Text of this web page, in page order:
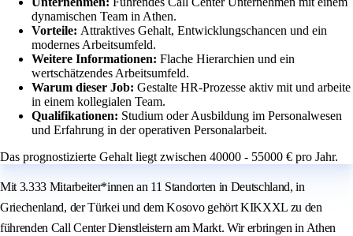
dynamischen Team in Athen.
Vorteile: Attraktives Gehalt, Entwicklungschancen und ein
modernes Arbeitsumfeld.
Weitere Informationen: Flache Hierarchien und ein
wertschätzendes Arbeitsumfeld.
Warum dieser Job: Gestalte HR-Prozesse aktiv mit und arbeite
in einem kollegialen Team.
Qualifikationen: Studium oder Ausbildung im Personalwesen
und Erfahrung in der operativen Personalarbeit.
Das prognostizierte Gehalt liegt zwischen 40000 - 55000 € pro Jahr.
Mit 3.333 Mitarbeiter*innen an 11 Standorten in Deutschland, in
Griechenland, der Türkei und dem Kosovo gehört KIKXXL zu den
führenden Call Center Dienstleistern am Markt. Wir erbringen in Athen